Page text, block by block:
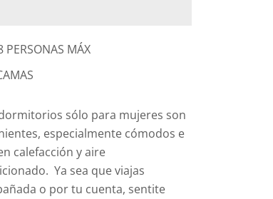
PERSONAS MÁX
sólo para mujeres son
especialmente cómodos e
calefacción y aire
Ya sea que viajas
o por tu cuenta, sentite